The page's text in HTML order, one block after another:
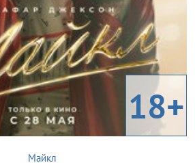
18+
Майкл